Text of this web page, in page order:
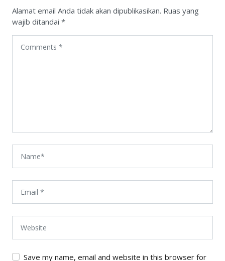
Alamat email Anda tidak akan dipublikasikan. Ruas yang
wajib ditandai *
Save my name, email and website in this browser for